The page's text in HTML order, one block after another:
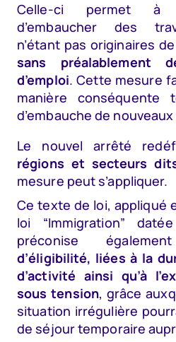
Celle-ci permet à
d’embaucher des
n’étant pas originaires
sans préalablement
d’emploi. Cette mesure
manière conséquente
d’embauche de
Le nouvel arrêté
régions et secteurs
mesure peut s’appliquer.
Ce texte de loi, appliqué
loi “Immigration”
préconise
d’éligibilité, liées à la
d’activité ainsi qu’à
sous tension, grâce
situation irrégulière
de séjour temporaire